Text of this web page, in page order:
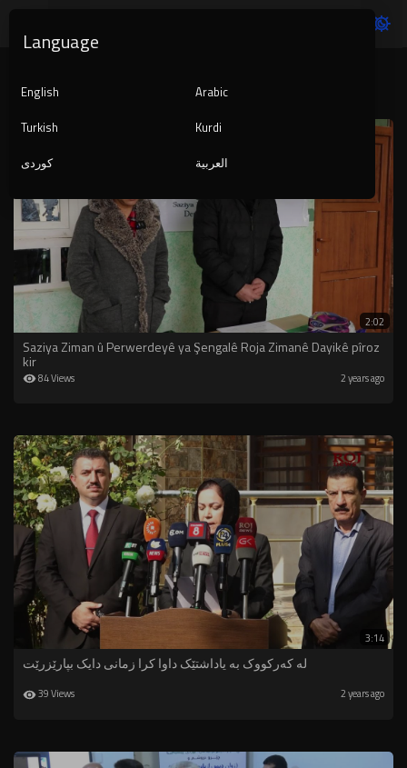
KURDISTAN
2:02
Saziya Ziman û Perwerdeyê ya Şengalê Roja Zimanê Dayikê pîroz
kir
84 Views 2 years ago
3:14
لە کەرکووک بە یاداشتێک داوا کرا زمانی دایک بپارێزرێت
39 Views 2 years ago
Language
English
Arabic
Turkish
Kurdi
کوردی
العربية